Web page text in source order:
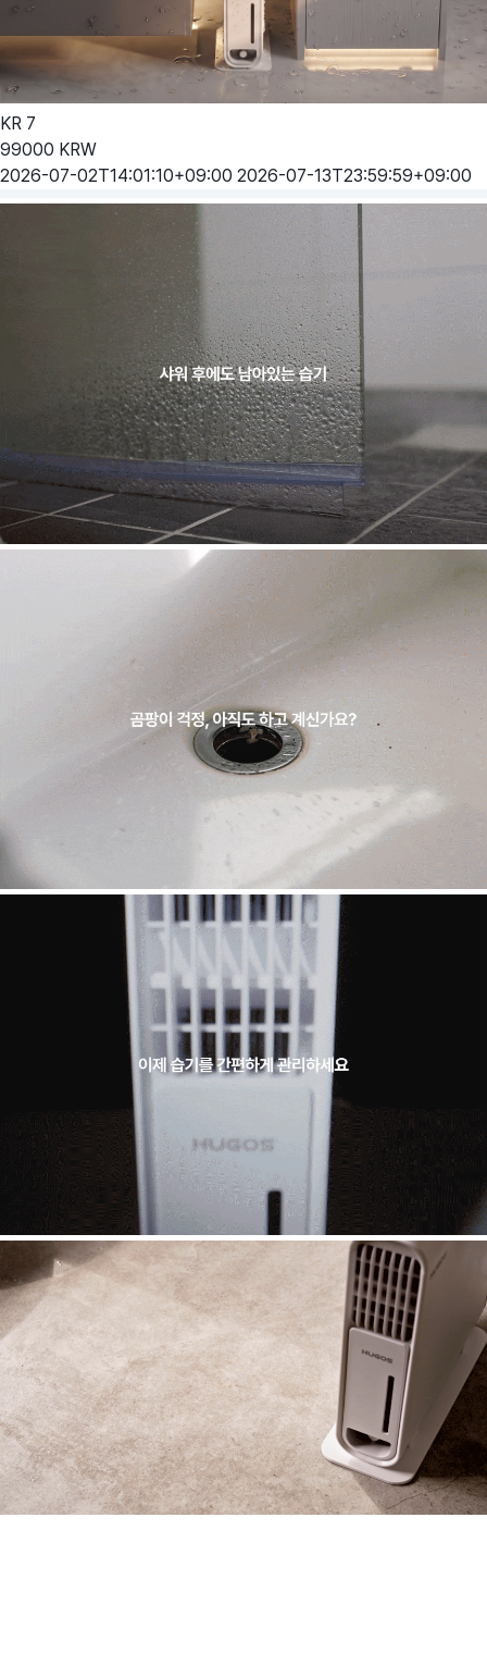
KR 7
99000 KRW
2026-07-02T14:01:10+09:00 2026-07-13T23:59:59+09:00